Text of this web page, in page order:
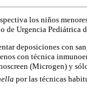
los niños
de Urgencia Pediátrica
deposiciones con
con técnica
(Microgen) y
por las técnicas